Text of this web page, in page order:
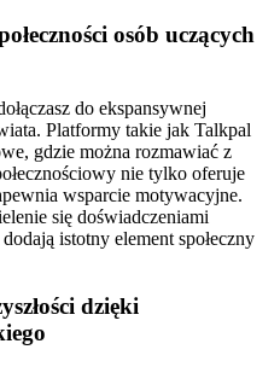
osób uczących
do ekspansywnej
Platformy takie jak Talkpal
gdzie można rozmawiać z
nie tylko oferuje
wsparcie motywacyjne.
się doświadczeniami
istotny element społeczny
dzięki